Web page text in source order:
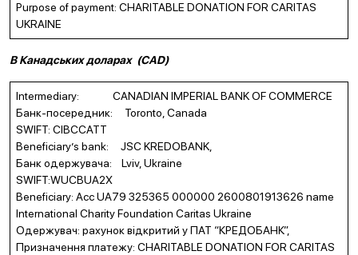
Purpose of payment: CHARITABLE DONATION FOR CARITAS
UKRAINE
В Канадських доларах (САD)
Intermediary: CANADIAN IMPERIAL BANK OF COMMERCE
Банк-посередник: Toronto, Canada
SWIFT: CIBCCATT
Beneficiary’s bank: JSC KREDOBANK,
Банк одержувача: Lviv, Ukraine
SWIFT:WUCBUA2X
Beneficiary: Acc UA79 325365 000000 2600801913626 name
International Charity Foundation Caritas Ukraine
Одержувач: рахунок відкритий у ПАТ “КРЕДОБАНК”,
Призначення платежу: CHARITABLE DONATION FOR CARITAS